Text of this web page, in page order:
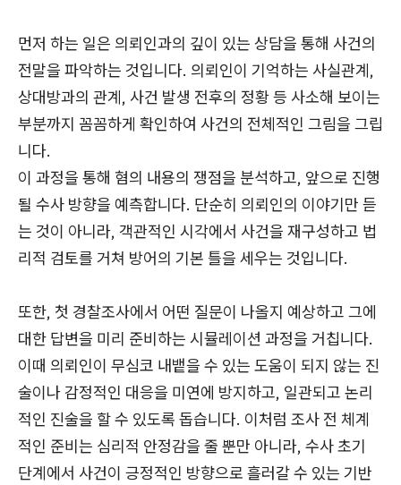
먼저 하는 일은 의뢰인과의 깊이 있는 상담을 통해 사건의
전말을 파악하는 것입니다. 의뢰인이 기억하는 사실관계,
상대방과의 관계, 사건 발생 전후의 정황 등 사소해 보이는
부분까지 꼼꼼하게 확인하여 사건의 전체적인 그림을 그립
니다.
이 과정을 통해 혐의 내용의 쟁점을 분석하고, 앞으로 진행
될 수사 방향을 예측합니다. 단순히 의뢰인의 이야기만 듣
는 것이 아니라, 객관적인 시각에서 사건을 재구성하고 법
리적 검토를 거쳐 방어의 기본 틀을 세우는 것입니다.
또한, 첫 경찰조사에서 어떤 질문이 나올지 예상하고 그에
대한 답변을 미리 준비하는 시뮬레이션 과정을 거칩니다.
이때 의뢰인이 무심코 내뱉을 수 있는 도움이 되지 않는 진
술이나 감정적인 대응을 미연에 방지하고, 일관되고 논리
적인 진술을 할 수 있도록 돕습니다. 이처럼 조사 전 체계
적인 준비는 심리적 안정감을 줄 뿐만 아니라, 수사 초기
단계에서 사건이 긍정적인 방향으로 흘러갈 수 있는 기반